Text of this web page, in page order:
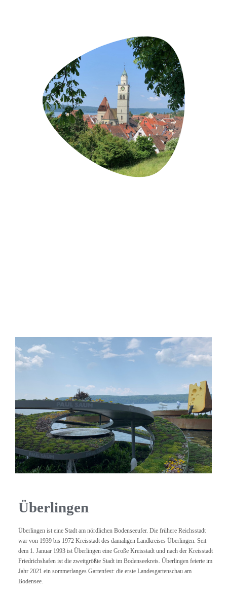
Überlingen
Überlingen ist eine Stadt am nördlichen Bodenseeufer. Die frühere Reichsstadt
war von 1939 bis 1972 Kreisstadt des damaligen Landkreises Überlingen. Seit
dem 1. Januar 1993 ist Überlingen eine Große Kreisstadt und nach der Kreisstadt
Friedrichshafen ist die zweitgrößte Stadt im Bodenseekreis. Überlingen feierte im
Jahr 2021 ein sommerlanges Gartenfest: die erste Landesgartenschau am
Bodensee.